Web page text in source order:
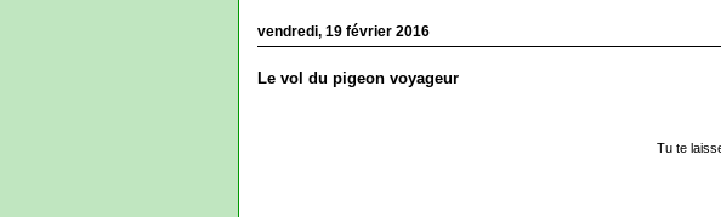
vendredi, 19 février 2016
Le vol du pigeon voyageur
Tu te